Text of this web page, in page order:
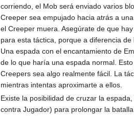
corriendo, el Mob será enviado varios
Creeper sea empujado hacia atrás a
el Creeper muera. Asegúrate de que
para esta táctica, porque a diferencia
Una espada con el encantamiento de
de lo que haría una espada normal.
Creepers sea algo realmente fácil. La
mientras intentas aproximarte a ellos.
Existe la posibilidad de cruzar la
contra Jugador) para prolongar la